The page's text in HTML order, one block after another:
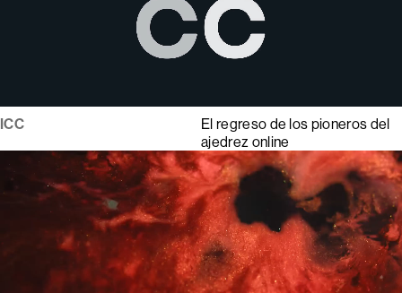
ICC
El regreso de los pioneros del
ajedrez online